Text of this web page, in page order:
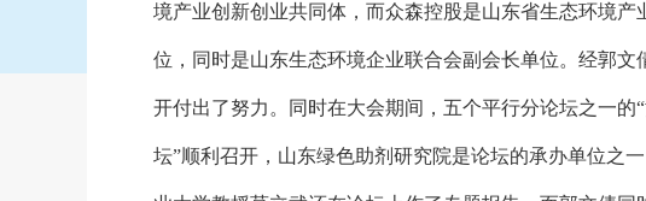
境产业创新创业共同体，而众森控股是山东省生态环境
位，同时是山东生态环境企业联合会副会长单位。经郭
开付出了努力。同时在大会期间，五个平行分论坛之一的
坛”顺利召开，山东绿色助剂研究院是论坛的承办单位之